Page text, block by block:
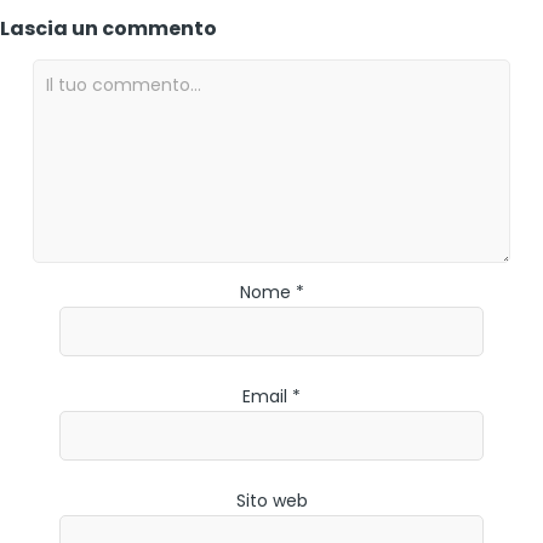
Lascia un commento
Nome *
Email *
Sito web